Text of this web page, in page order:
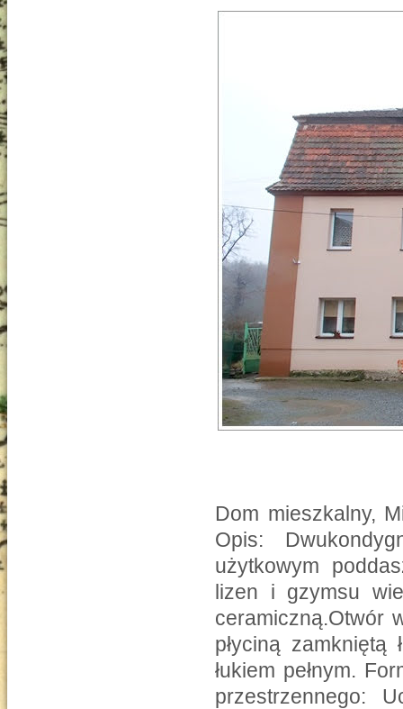
Dom mieszkalny,
Opis:
użytkowym
lizen i gzymsu
ceramiczną.Otwór
płyciną zamkniętą
łukiem pełnym.
przestrzennego: